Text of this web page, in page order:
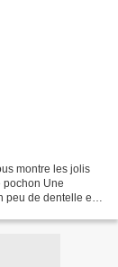
montre les jolis
pochon Une
peu de dentelle et